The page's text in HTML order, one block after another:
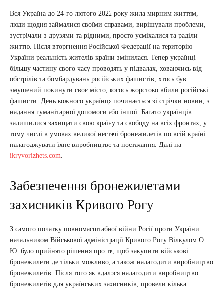
Вся Україна до 24-го лютого 2022 року жила мирним життям,
люди щодня займалися своїми справами, вирішували проблеми,
зустрічали з друзями та рідними, просто усміхалися та раділи
життю. Після вторгнення Російської Федерації на територію
України реальність жителів країни змінилася. Тепер українці
більшу частину свого часу проводять у підвалах, ховаючись від
обстрілів та бомбардувань російських фашистів, хтось був
змушений покинути своє місто, когось жорстоко вбили російські
фашисти. День кожного українця починається зі стрічки новин, з
надання гуманітарної допомоги або іншої. Багато українців
залишилися захищати свою країну та свободу на всіх фронтах, у
тому числі в умовах великої нестачі бронежилетів по всій країні
налагоджувати їхнє виробництво та постачання. Далі на
ikryvorizhets.com
Забезпечення бронежилетами
захисників Кривого Рогу
З самого початку повномасштабної війни Росії проти України
начальником Військової адміністрації Кривого Рогу Вілкулом О.
Ю. було прийнято рішення про те, щоб закупити військові
бронежилети де тільки можливо, а також налагодити виробництво
бронежилетів. Після того як вдалося налагодити виробництво
бронежилетів для українських захисників, провели кілька